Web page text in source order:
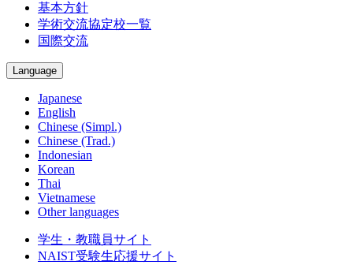
基本方針
学術交流協定校一覧
国際交流
Language
Japanese
English
Chinese (Simpl.)
Chinese (Trad.)
Indonesian
Korean
Thai
Vietnamese
Other languages
学生・教職員サイト
NAIST受験生応援サイト